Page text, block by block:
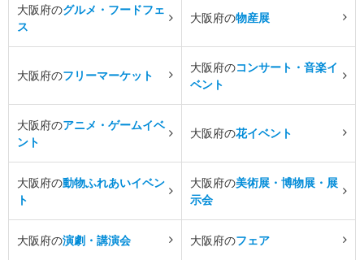
大阪府のグルメ・フードフェ
ス
大阪府の物産展
大阪府のフリーマーケット
大阪府のコンサート・音楽イ
ベント
大阪府のアニメ・ゲームイベ
ント
大阪府の花イベント
大阪府の動物ふれあいイベン
ト
大阪府の美術展・博物展・展
示会
大阪府の演劇・講演会 大阪府のフェア